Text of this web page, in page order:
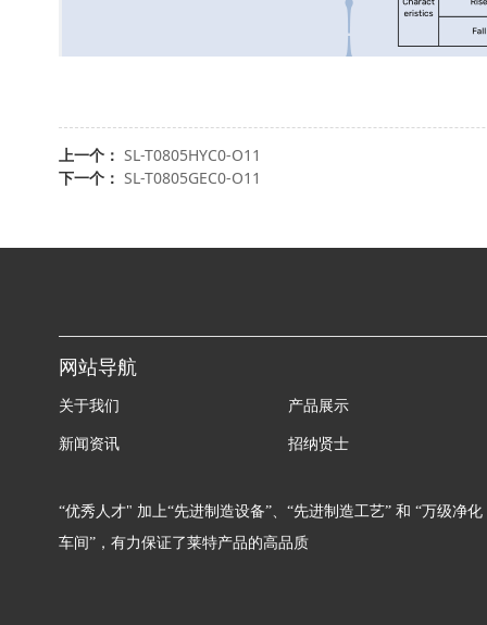
上一个： SL-T0805HYC0-O11
下一个： SL-T0805GEC0-O11
网站导航
关于我们
新闻资讯
产品展示
招纳贤士
“优秀人才" 加上“先进制造设备”、“先进制造工艺” 和 “万级净化
车间”，有力保证了莱特产品的高品质